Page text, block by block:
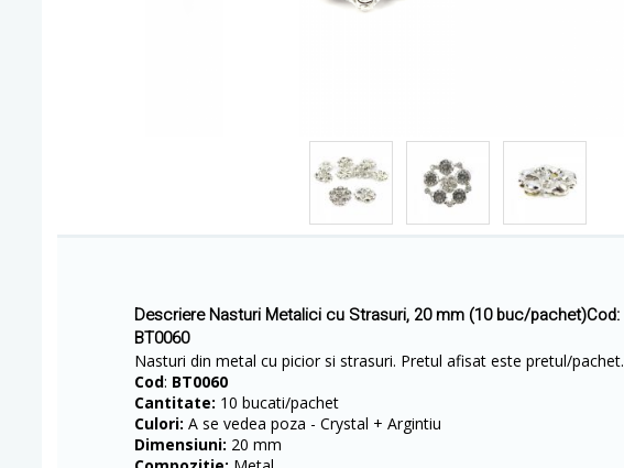
Descriere Nasturi Metalici cu Strasuri, 20 mm (10 buc/pachet)Cod:
BT0060
Nasturi din metal cu picior si strasuri. Pretul afisat este pretul/pachet.
Cod: BT0060
Cantitate: 10 bucati/pachet
Culori: A se vedea poza - Crystal + Argintiu
Dimensiuni: 20 mm